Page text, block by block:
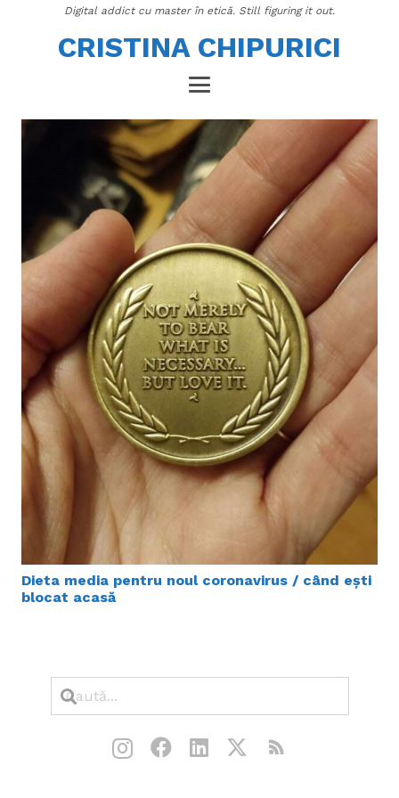
Digital addict cu master în etică. Still figuring it out.
CRISTINA CHIPURICI
Dieta media pentru noul coronavirus / când ești
blocat acasă